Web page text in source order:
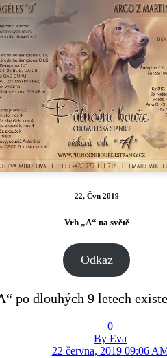
22, Čvn 2019
Vrh „A“ na světě
Odkaz
po dlouhých 9 letech
0
By Eva
22 června, 2019 09:06